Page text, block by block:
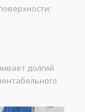
долгий